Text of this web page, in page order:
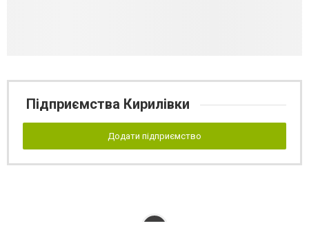
Підприємства Кирилівки
Додати підприємство